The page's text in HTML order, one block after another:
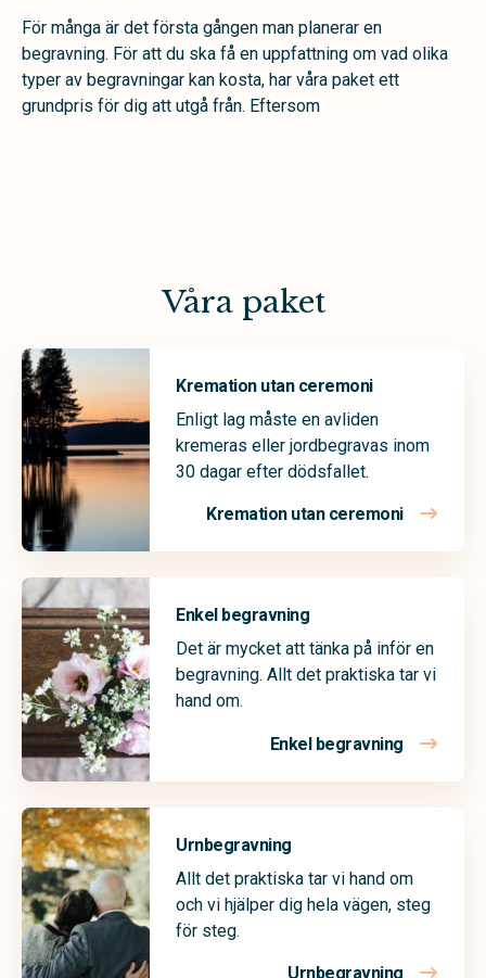
För många är det första gången man planerar en
begravning. För att du ska få en uppfattning om vad olika
typer av begravningar kan kosta, har våra paket ett
grundpris för dig att utgå från. Eftersom
Våra paket
Kremation utan ceremoni
Enligt lag måste en avliden
kremeras eller jordbegravas inom
30 dagar efter dödsfallet.
Kremation utan ceremoni
Enkel begravning
Det är mycket att tänka på inför en
begravning. Allt det praktiska tar vi
hand om.
Enkel begravning
Urnbegravning
Allt det praktiska tar vi hand om
och vi hjälper dig hela vägen, steg
för steg.
Urnbegravning